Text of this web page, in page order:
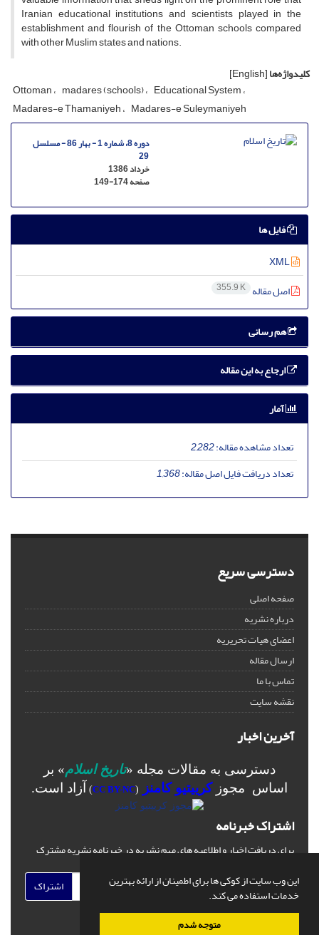
این وب سایت از کوکی ها برای اطمینان از ارائه بهترین
خدمات استفاده می کند.
متوجه شدم
Iranian educational institutions and scientists played in the
establishment and flourish of the Ottoman schools compared
with other Muslim states and nations.
کلیدواژه‌ها[English]
Ottoman madares (schools) Educational System
Madares-e Thamaniyeh Madares-e Suleymaniyeh
دوره 8، شماره 1 - بهار 86 - مسلسل
29
خرداد 1386
صفحه149-174
فایل ها
اصل مقاله 355.9 K
هم رسانی
ارجاع به این مقاله
آمار
تعداد مشاهده مقاله:2,282
تعداد دریافت فایل اصل مقاله:1,368
دسترسی سریع
صفحه اصلی
درباره نشریه
اعضای هیات تحریریه
ارسال مقاله
تماس با ما
نقشه سایت
آخرین اخبار
دسترسی به مقالات مجله «تاریخ اسلام» بر
اساس مجوزکرییتیو کامنز (
CC BY-NC
) آزاد است.
اشتراک خبرنامه
برای دریافت اخبار و اطلاعیه های مهم نشریه در خبرنامه نشریه مشترک
اشتراک